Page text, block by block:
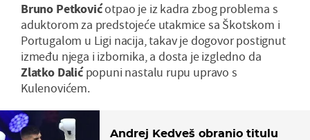
Bruno Petkovićotpao je iz kadra zbog problema s
aduktorom za predstojeće utakmice sa Škotskom i
Portugalom u Ligi nacija, takav je dogovor postignut
između njega i izbornika, a dosta je izgledno da
Zlatko Dalićpopuni nastalu rupu upravo s
Kulenovićem.
Andrej Kedveš obranio titulu